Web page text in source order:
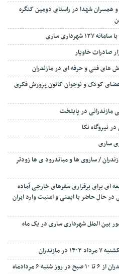
همسران شهدا در راستای دومین کنگره
صادرات خاویار
کودک و نوجوان کانون پرورش فکری
مازندرانی در پایتخت
/ ساروی ها و میاندرود ی ها زودتر
ای برای برقراری سفرهای خارجی آماده
۲۸ کشور خارجی در حال حاضر با ایمنی و امنیت وارد ایران
بین الملل شهرداری ساری در یک ماه
مردادماه